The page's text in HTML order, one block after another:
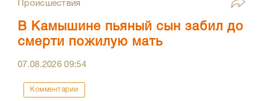
Происшествия
В Камышине пьяный сын забил до
смерти пожилую мать
07.08.202609:54
Комментарии